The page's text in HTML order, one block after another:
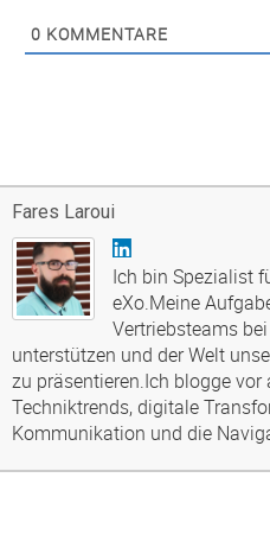
0 KOMMENTARE
Fares Laroui
Ich bin Spezialist
eXo.Meine
Vertriebsteams
unterstützen und der Welt
zu präsentieren.Ich blogge vor
Techniktrends, digitale
Kommunikation und die